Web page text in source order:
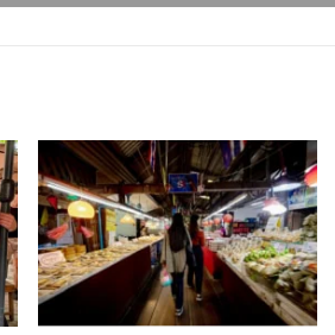
カンペーンペット
ナーン
ペッチャブーン
ウタイターニー